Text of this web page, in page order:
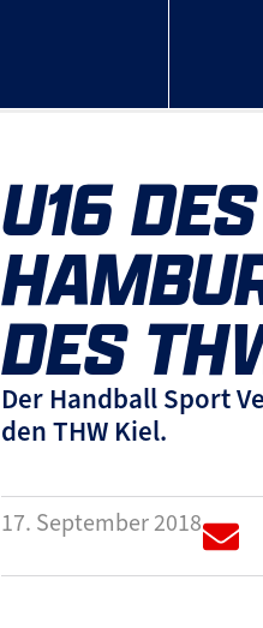
U16
DES
Der Handball Sport
den THW Kiel.
17. September 2018